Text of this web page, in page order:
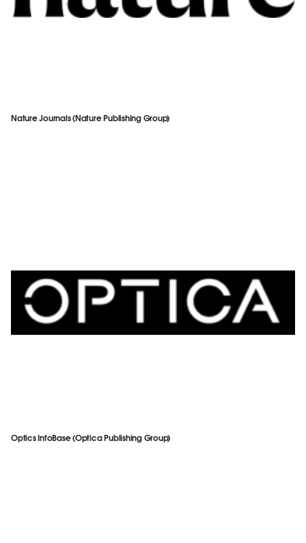
Nature Journals (Nature Publishing Group)
Optics InfoBase (Optica Publishing Group)